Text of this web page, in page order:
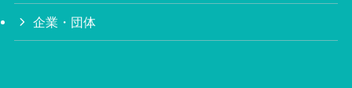
企業・団体